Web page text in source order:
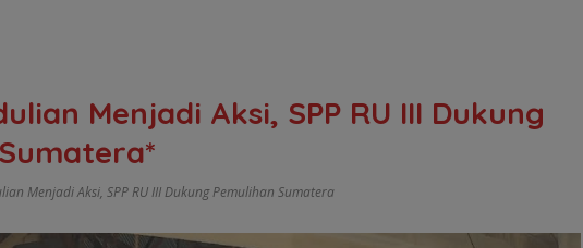
Menjadi Aksi, SPP RU III Dukung
Menjadi Aksi, SPP RU III Dukung Pemulihan Sumatera